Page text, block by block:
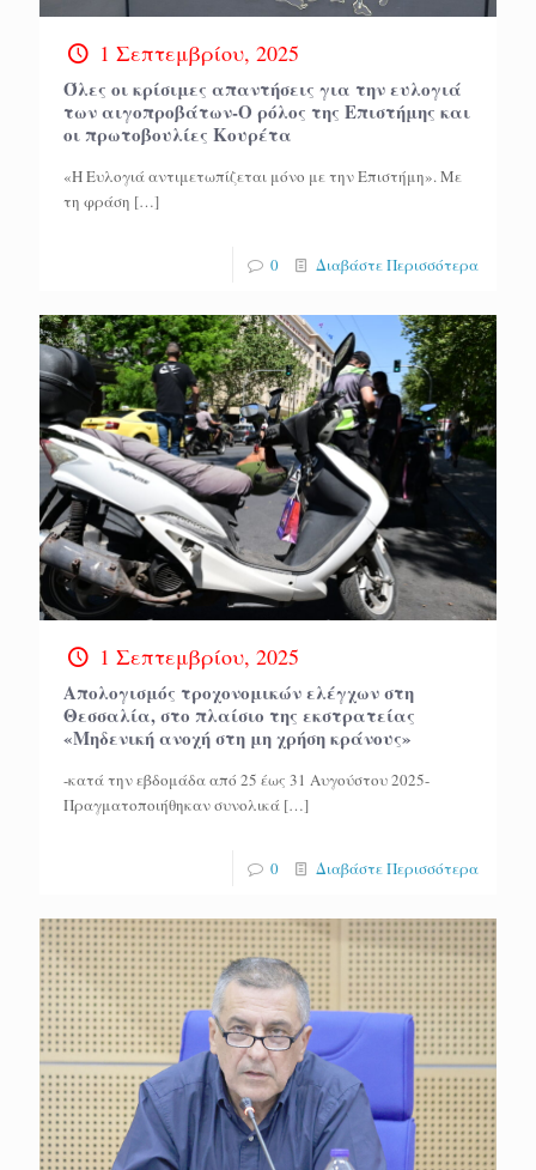
1 Σεπτεμβρίου, 2025
Όλες οι κρίσιμες απαντήσεις για την ευλογιά
των αιγοπροβάτων-Ο ρόλος της Επιστήμης και
οι πρωτοβουλίες Κουρέτα
«Η Ευλογιά αντιμετωπίζεται μόνο με την Επιστήμη». Με
τη φράση […]
0 Διαβάστε Περισσότερα
1 Σεπτεμβρίου, 2025
Απολογισμός τροχονομικών ελέγχων στη
Θεσσαλία, στο πλαίσιο της εκστρατείας
«Μηδενική ανοχή στη μη χρήση κράνους»
-κατά την εβδομάδα από 25 έως 31 Αυγούστου 2025-
Πραγματοποιήθηκαν συνολικά […]
0 Διαβάστε Περισσότερα